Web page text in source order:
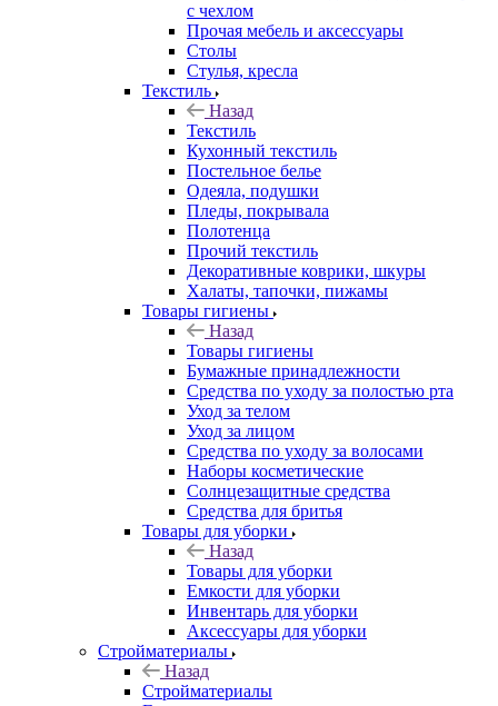
с чехлом
Прочая мебель и аксессуары
Столы
Стулья, кресла
Текстиль
Назад
Текстиль
Кухонный текстиль
Постельное белье
Одеяла, подушки
Пледы, покрывала
Полотенца
Прочий текстиль
Декоративные коврики, шкуры
Халаты, тапочки, пижамы
Товары гигиены
Назад
Товары гигиены
Бумажные принадлежности
Средства по уходу за полостью рта
Уход за телом
Уход за лицом
Средства по уходу за волосами
Наборы косметические
Солнцезащитные средства
Средства для бритья
Товары для уборки
Назад
Товары для уборки
Емкости для уборки
Инвентарь для уборки
Аксессуары для уборки
Стройматериалы
Назад
Стройматериалы